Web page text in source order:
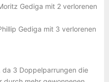
Gediga mit 2 verlorenen
Gediga mit 3 verlorenen
3 Doppelparrungen die